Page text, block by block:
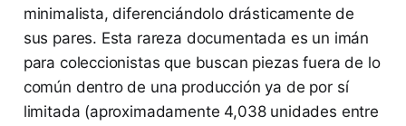
minimalista, diferenciándolo drásticamente de
sus pares. Esta rareza documentada es un imán
para coleccionistas que buscan piezas fuera de lo
común dentro de una producción ya de por sí
limitada (aproximadamente 4,038 unidades entre